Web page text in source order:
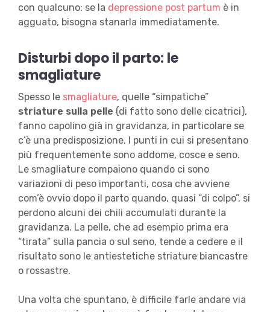
con qualcuno: se la depressione post partum è in
agguato, bisogna stanarla immediatamente.
Disturbi dopo il parto: le
smagliature
Spesso le smagliature, quelle “simpatiche”
striature sulla pelle (di fatto sono delle cicatrici),
fanno capolino già in gravidanza, in particolare se
c’è una predisposizione. I punti in cui si presentano
più frequentemente sono addome, cosce e seno.
Le smagliature compaiono quando ci sono
variazioni di peso importanti, cosa che avviene
com’è ovvio dopo il parto quando, quasi “di colpo”, si
perdono alcuni dei chili accumulati durante la
gravidanza. La pelle, che ad esempio prima era
“tirata” sulla pancia o sul seno, tende a cedere e il
risultato sono le antiestetiche striature biancastre
o rossastre.
Una volta che spuntano, è difficile farle andare via